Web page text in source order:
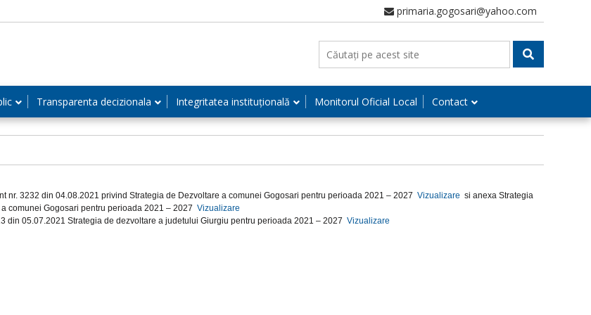
primaria.gogosari@yahoo.com
Transparenta decizionala Integritatea instituțională Monitorul Oficial Local Contact
nr. 3232 din 04.08.2021 privind Strategia de Dezvoltare a comunei Gogosari pentru perioada 2021 – 2027 Vizualizare si anexa Strategia
comunei Gogosari pentru perioada 2021 – 2027 Vizualizare
din 05.07.2021 Strategia de dezvoltare a judetului Giurgiu pentru perioada 2021 – 2027 Vizualizare